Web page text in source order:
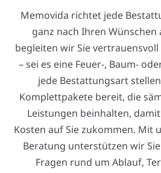
Memovida richtet jede
ganz nach Ihren
begleiten wir Sie
– sei es eine Feuer-, Baum-
jede Bestattungsart
Komplettpakete bereit, die
Leistungen beinhalten,
Kosten auf Sie zukommen. Mit
Beratung unterstützen wir
Fragen rund um Ablauf,